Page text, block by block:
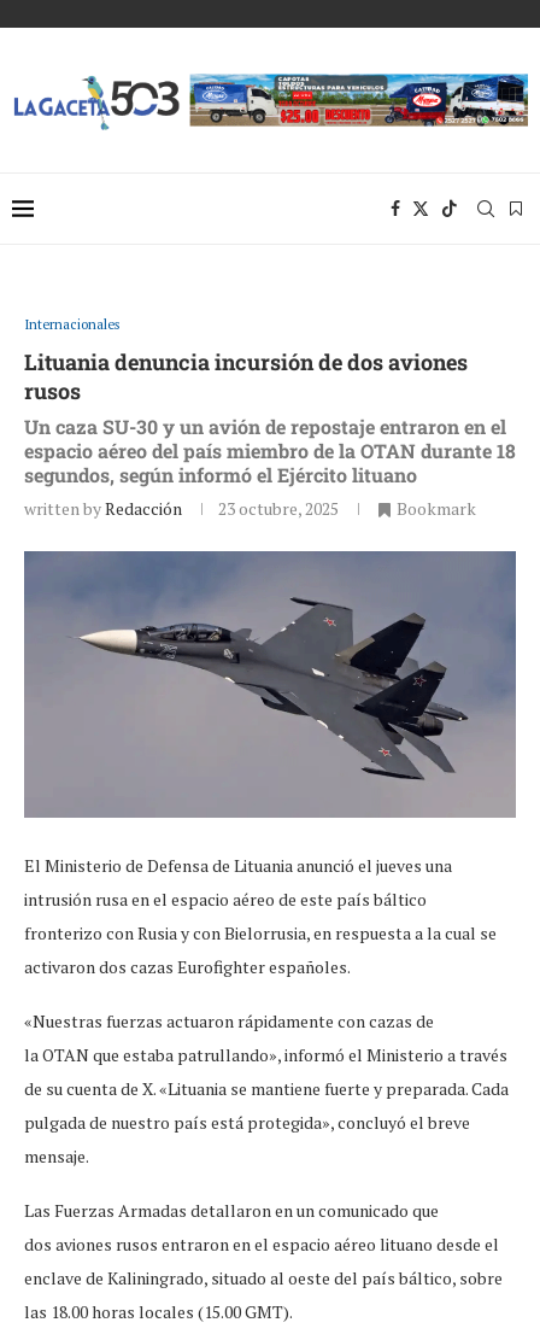
Internacionales
Lituania denuncia incursión de dos aviones
rusos
Un caza SU-30 y un avión de repostaje entraron en el
espacio aéreo del país miembro de la OTAN durante 18
segundos, según informó el Ejército lituano
written byRedacción 23 octubre, 2025 Bookmark
El Ministerio de Defensa de Lituania anunció el jueves una
intrusión rusa en el espacio aéreo de este país báltico
fronterizo con Rusia y con Bielorrusia, en respuesta a la cual se
activaron dos cazas Eurofighter españoles.
«Nuestras fuerzas actuaron rápidamente con cazas de
la OTAN que estaba patrullando», informó el Ministerio a través
de su cuenta de X. «Lituania se mantiene fuerte y preparada. Cada
pulgada de nuestro país está protegida», concluyó el breve
mensaje.
Las Fuerzas Armadas detallaron en un comunicado que
dos aviones rusos entraron en el espacio aéreo lituano desde el
enclave de Kaliningrado, situado al oeste del país báltico, sobre
las 18.00 horas locales (15.00 GMT).